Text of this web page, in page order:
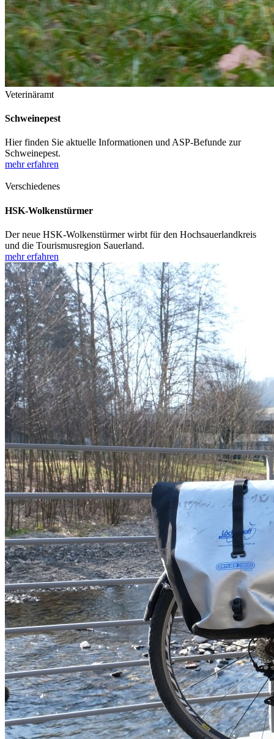
Veterinäramt
Schweinepest
Hier finden Sie aktuelle Informationen und ASP-Befunde zur
Schweinepest.
mehr erfahren
Verschiedenes
HSK-Wolkenstürmer
Der neue HSK-Wolkenstürmer wirbt für den Hochsauerlandkreis
und die Tourismusregion Sauerland.
mehr erfahren